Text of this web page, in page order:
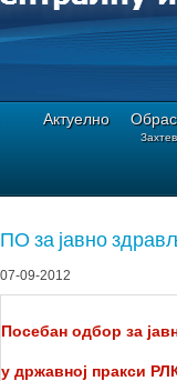
Актуелно
ПО за јавно
07-09-2012
Посебан одбор за
у државној пракси